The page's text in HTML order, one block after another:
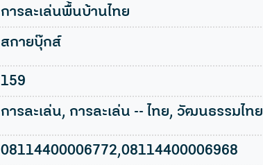
การละเล่นพื้นบ้านไทย
สกายบุ๊กส์
159
การละเล่น, การละเล่น -- ไทย, วัฒนธรรมไทย
08114400006772,08114400006968